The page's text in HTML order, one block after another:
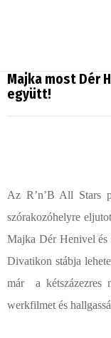
Majka most Dér
együtt!
Az R’n’B All Stars
szórakozóhelyre
Majka Dér Henivel és
Divatikon stábja
már a kétszázezres
werkfilmet és